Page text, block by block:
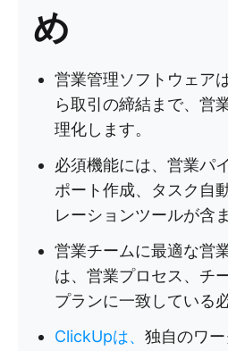
め
営業管理ソフトウェア
ら取引の締結まで、営
理化します。
必須機能には、営業パ
ポート作成、タスク自
レーションツールが含
営業チームに最適な営
は、営業プロセス、チ
プランに一致している
ClickUpは、 独自のワ